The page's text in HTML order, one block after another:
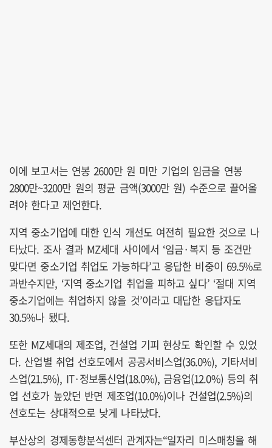
이에 보고서는 연봉 2600만 원 미만 기업의 임금을 연봉
2800만~3200만 원의 평균 금액(3000만 원) 수준으로 끌어올
려야 한다고 제언한다.
지역 중소기업에 대한 인식 개선도 여전히 필요한 것으로 나
타났다. 조사 결과 MZ세대 사이에서 ‘임금·복지 등 조건만
맞다면 중소기업 취업도 가능하다’고 응답한 비중이 69.5%로
과반수지만, ‘지역 중소기업 취업을 피하고 싶다’ ‘절대 지역
중소기업에는 취업하지 않을 것’이라고 대답한 응답자도
30.5%나 됐다.
또한 MZ세대의 제조업, 건설업 기피 현상도 확인할 수 있었
다. 산업별 취업 선호도에서 공공서비스업(36.0%), 기타서비
스업(21.5%), IT·정보통신업(18.0%), 금융업(12.0%) 등의 취
업 선호가 높았던 반면 제조업(10.0%)이나 건설업(2.5%)의
선호도는 상대적으로 낮게 나타났다.
부산상의 경제동향분석센터 관계자는“일자리 미스매칭을 해